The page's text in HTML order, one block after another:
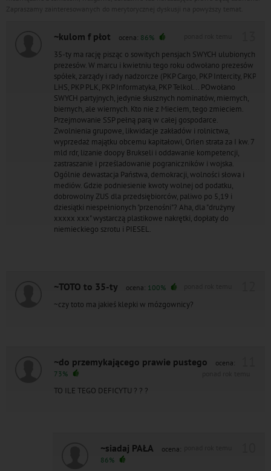
~kulom f płot ocena: 86%
35-ty ma rację pisząc o sowitych pensjach SWYCH ulubionych
prezesów. W marcu i kwietniu tego roku odwołano prezesów
spółek, zarządy i rady nadzorcze (PKP Cargo, PKP Intercity, PKP
LHS, PKP PLK, PKP Informatyka, PKP Telkol... POwołano
SWYCH partyjnych, jedynie słusznych nominatów, miernych,
biernych, ale wiernych. Kto nie z Mieciem, tego zmieciem.
Przejmowanie SSP pełną parą w całej gospodarce.
Zwolnienia grupowe, likwidacje zakładów i rolnictwa,
wyprzedaż majątku obcemu kapitałowi, Orlen strata za I kw. 7
mld rdr, lizanie doopy Brukseli i oddawanie kompetencji,
zastraszanie i prześladowanie pograniczników i wojska.
Ogólnie dewastacja Państwa, demokracji, wolności słowa i
mediów. Gdzie podniesienie kwoty wolnej od podatku,
dobrowolny ZUS dla przedsiębiorców, paliwo po 5,19 i
dziesiątki niespełnionych "przenośni"? Aha, dla "drużyny
xxxxx xxx" wystarczą plastikowe nakrętki, dopłaty do
niemieckiego szrotu i PIESEL.
~TOTO to 35-ty ocena: 100%
~czy toto ma jakieś klepki w mózgownicy?
~do przemykającego prawie pustego
ocena:
73%
TO ILE TEGO DEFICYTU ? ? ?
~siadaj PAŁA
ocena:
86%